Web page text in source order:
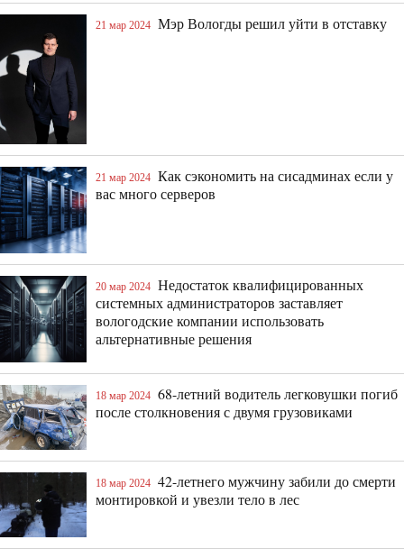
21 мар 2024 Мэр Вологды решил уйти в отставку
21 мар 2024 Как сэкономить на сисадминах если у
вас много серверов
20 мар 2024 Недостаток квалифицированных
системных администраторов заставляет
вологодские компании использовать
альтернативные решения
18 мар 2024 68-летний водитель легковушки погиб
после столкновения с двумя грузовиками
18 мар 2024 42-летнего мужчину забили до смерти
монтировкой и увезли тело в лес